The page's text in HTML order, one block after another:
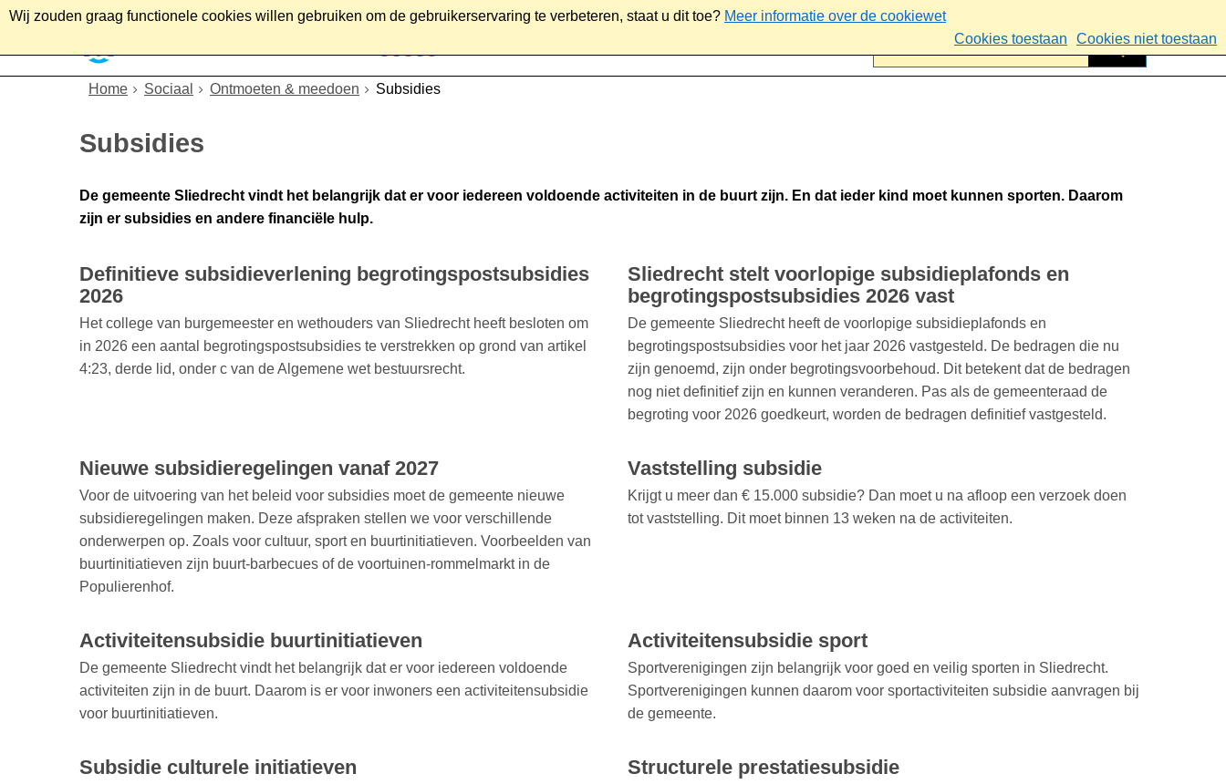
Wij zouden graag functionele cookies willen gebruiken om de gebruikerservaring te verbeteren, staat u dit toe? Meer informatie over de cookiewet
Cookies toestaan
Cookies niet toestaan
Home Sociaal Ontmoeten & meedoen Subsidies
Subsidies
De gemeente Sliedrecht vindt het belangrijk dat er voor iedereen voldoende activiteiten in de buurt zijn. En dat ieder kind moet kunnen sporten. Daarom
zijn er subsidies en andere financiële hulp.
Definitieve subsidieverlening begrotingspostsubsidies
2026
Het college van burgemeester en wethouders van Sliedrecht heeft besloten om
in 2026 een aantal begrotingspostsubsidies te verstrekken op grond van artikel
4:23, derde lid, onder c van de Algemene wet bestuursrecht.
Sliedrecht stelt voorlopige subsidieplafonds en
begrotingspostsubsidies 2026 vast
De gemeente Sliedrecht heeft de voorlopige subsidieplafonds en
begrotingspostsubsidies voor het jaar 2026 vastgesteld. De bedragen die nu
zijn genoemd, zijn onder begrotingsvoorbehoud. Dit betekent dat de bedragen
nog niet definitief zijn en kunnen veranderen. Pas als de gemeenteraad de
begroting voor 2026 goedkeurt, worden de bedragen definitief vastgesteld.
Nieuwe subsidieregelingen vanaf 2027
Voor de uitvoering van het beleid voor subsidies moet de gemeente nieuwe
subsidieregelingen maken. Deze afspraken stellen we voor verschillende
onderwerpen op. Zoals voor cultuur, sport en buurtinitiatieven. Voorbeelden van
buurtinitiatieven zijn buurt-barbecues of de voortuinen-rommelmarkt in de
Populierenhof.
Vaststelling subsidie
Krijgt u meer dan € 15.000 subsidie? Dan moet u na afloop een verzoek doen
tot vaststelling. Dit moet binnen 13 weken na de activiteiten.
Activiteitensubsidie buurtinitiatieven
De gemeente Sliedrecht vindt het belangrijk dat er voor iedereen voldoende
activiteiten zijn in de buurt. Daarom is er voor inwoners een activiteitensubsidie
voor buurtinitiatieven.
Activiteitensubsidie sport
Sportverenigingen zijn belangrijk voor goed en veilig sporten in Sliedrecht.
Sportverenigingen kunnen daarom voor sportactiviteiten subsidie aanvragen bij
de gemeente.
Subsidie culturele initiatieven Structurele prestatiesubsidie